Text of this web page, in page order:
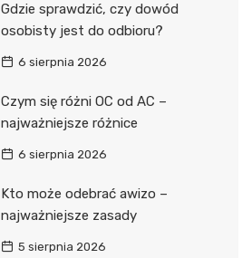
Gdzie sprawdzić, czy dowód
osobisty jest do odbioru?
6 sierpnia 2026
Czym się różni OC od AC –
najważniejsze różnice
6 sierpnia 2026
Kto może odebrać awizo –
najważniejsze zasady
5 sierpnia 2026